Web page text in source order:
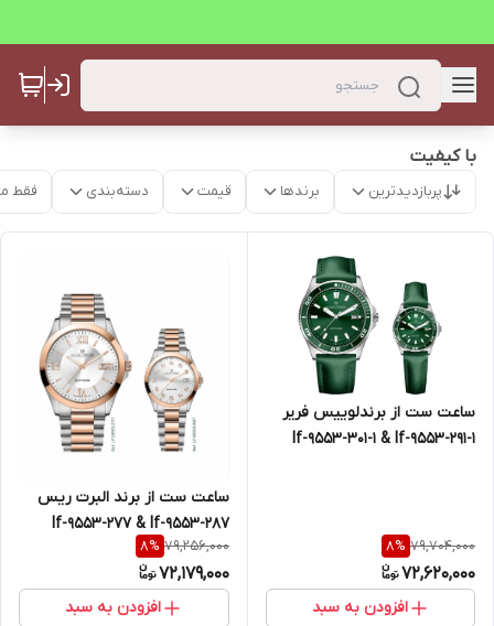
با کیفیت
پربازدیدترین برندها قیمت دسته‌بندی فقط
ساعت ست از برندلوییس فریر
lf-9553-301-1 & lf-9553-291-1
79,704,000
8%
72,620,000
افزودن به سبد
ساعت ست از برند البرت ریس
lf-9553-277 & lf-9553-287
louis frrier
79,256,000
8%
72,179,000
افزودن به سبد